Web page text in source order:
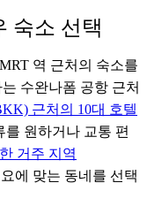
숙소 선택
역 근처의 숙소를
수완나폼 공항 근처
근처의 10대 호텔
원하거나 교통 편
거주 지역
에 맞는 동네를 선택